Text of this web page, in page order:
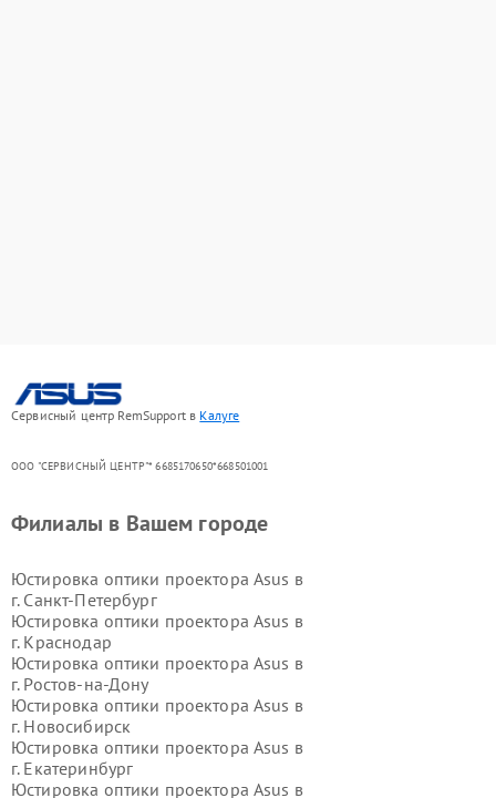
Сервисный центр RemSupport в Калуге
ООО "СЕРВИСНЫЙ ЦЕНТР"* 6685170650*668501001
Филиалы в Вашем городе
Юстировка оптики проектора Asus в
г. Санкт-Петербург
Юстировка оптики проектора Asus в
г. Краснодар
Юстировка оптики проектора Asus в
г. Ростов-на-Дону
Юстировка оптики проектора Asus в
г. Новосибирск
Юстировка оптики проектора Asus в
г. Екатеринбург
Юстировка оптики проектора Asus в